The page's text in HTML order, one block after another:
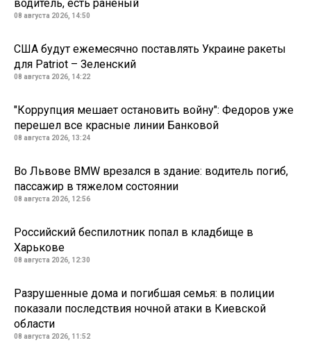
водитель, есть раненый
08 августа 2026, 14:50
США будут ежемесячно поставлять Украине ракеты
для Patriot – Зеленский
08 августа 2026, 14:22
"Коррупция мешает остановить войну": Федоров уже
перешел все красные линии Банковой
08 августа 2026, 13:24
Во Львове BMW врезался в здание: водитель погиб,
пассажир в тяжелом состоянии
08 августа 2026, 12:56
Российский беспилотник попал в кладбище в
Харькове
08 августа 2026, 12:30
Разрушенные дома и погибшая семья: в полиции
показали последствия ночной атаки в Киевской
области
08 августа 2026, 11:52